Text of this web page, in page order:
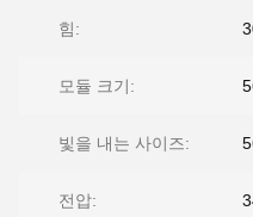
힘:
모듈 크기:
빛을 내는 사이즈:
전압: